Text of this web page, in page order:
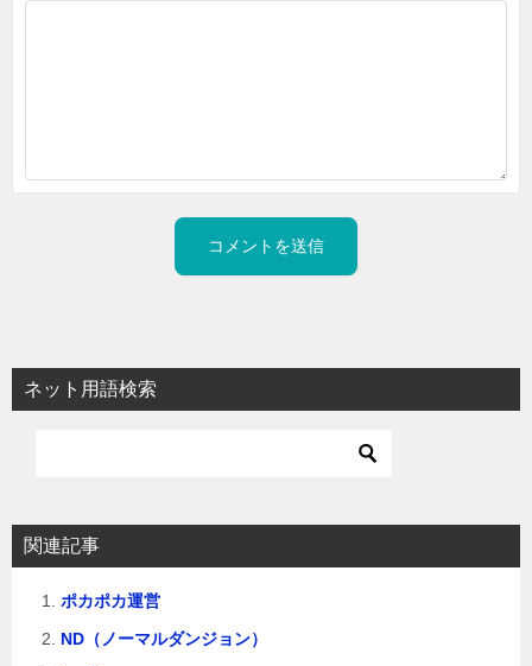
ネット用語検索
関連記事
ポカポカ運営
ND（ノーマルダンジョン）